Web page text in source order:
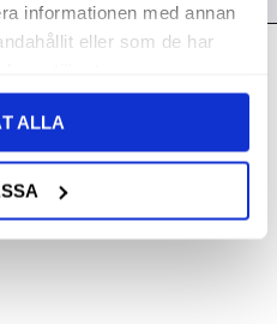
informationen med annan
eller som de har
ALLA